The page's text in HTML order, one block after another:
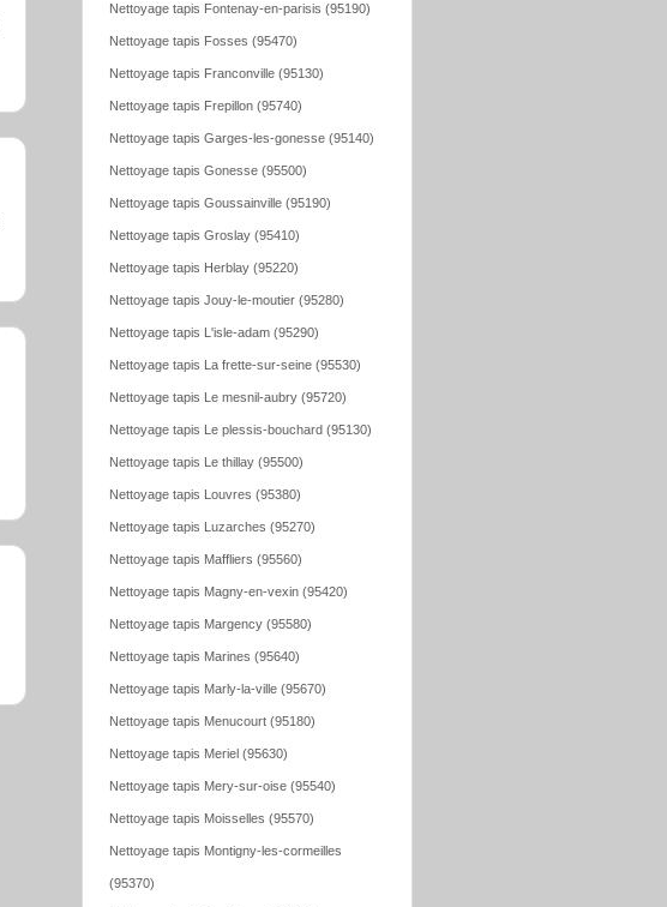
Nettoyage tapis Fontenay-en-parisis (95190)
Nettoyage tapis Fosses (95470)
Nettoyage tapis Franconville (95130)
Nettoyage tapis Frepillon (95740)
Nettoyage tapis Garges-les-gonesse (95140)
Nettoyage tapis Gonesse (95500)
Nettoyage tapis Goussainville (95190)
Nettoyage tapis Groslay (95410)
Nettoyage tapis Herblay (95220)
Nettoyage tapis Jouy-le-moutier (95280)
Nettoyage tapis L'isle-adam (95290)
Nettoyage tapis La frette-sur-seine (95530)
Nettoyage tapis Le mesnil-aubry (95720)
Nettoyage tapis Le plessis-bouchard (95130)
Nettoyage tapis Le thillay (95500)
Nettoyage tapis Louvres (95380)
Nettoyage tapis Luzarches (95270)
Nettoyage tapis Maffliers (95560)
Nettoyage tapis Magny-en-vexin (95420)
Nettoyage tapis Margency (95580)
Nettoyage tapis Marines (95640)
Nettoyage tapis Marly-la-ville (95670)
Nettoyage tapis Menucourt (95180)
Nettoyage tapis Meriel (95630)
Nettoyage tapis Mery-sur-oise (95540)
Nettoyage tapis Moisselles (95570)
Nettoyage tapis Montigny-les-cormeilles
(95370)